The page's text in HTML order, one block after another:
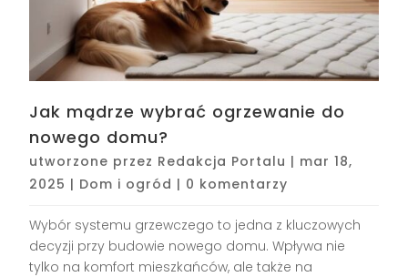
Jak mądrze wybrać ogrzewanie do
nowego domu?
utworzone przez Redakcja Portalu | mar 18,
2025 | Dom i ogród | 0 komentarzy
Wybór systemu grzewczego to jedna z kluczowych
decyzji przy budowie nowego domu. Wpływa nie
tylko na komfort mieszkańców, ale także na